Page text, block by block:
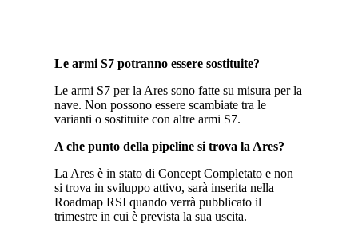
Le armi S7 potranno essere sostituite?
Le armi S7 per la Ares sono fatte su misura per la
nave. Non possono essere scambiate tra le
varianti o sostituite con altre armi S7.
A che punto della pipeline si trova la Ares?
La Ares è in stato di Concept Completato e non
si trova in sviluppo attivo, sarà inserita nella
Roadmap RSI quando verrà pubblicato il
trimestre in cui è prevista la sua uscita.